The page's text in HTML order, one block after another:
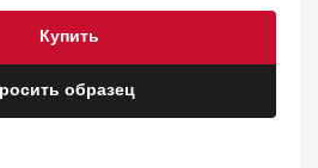
образец
Купить